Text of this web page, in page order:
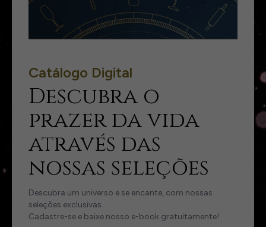
Catálogo Digital
Descubra o
prazer da vida
através das
nossas seleções
Descubra um universo e se encante, com nossas
seleções exclusivas.
Cadastre-se e baixe nosso e-book gratuitamente!